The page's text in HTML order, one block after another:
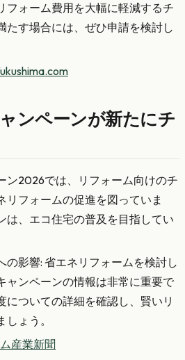
フォーム費用を大幅に軽減するチ
たす場合には、ぜひ申請を検討し
ンペーンが新たにチ
ン2026では、リフォーム向けのチ
リフォームの促進を図っていま
は、エコ住宅の普及を目指してい
の影響: 省エネリフォームを検討し
ャンペーンの情報は非常に重要で
についての詳細を確認し、賢いリ
ょう。
産業新聞